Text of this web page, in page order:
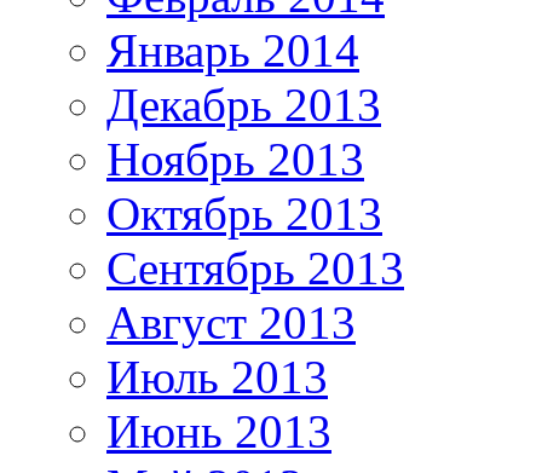
Январь 2014
Декабрь 2013
Ноябрь 2013
Октябрь 2013
Сентябрь 2013
Август 2013
Июль 2013
Июнь 2013